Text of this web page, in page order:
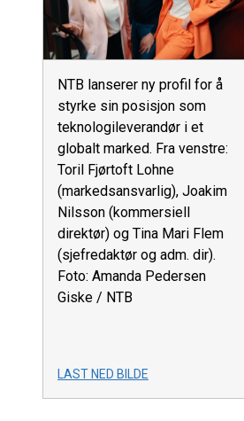
NTB lanserer ny profil for å
styrke sin posisjon som
teknologileverandør i et
globalt marked. Fra venstre:
Toril Fjørtoft Lohne
(markedsansvarlig), Joakim
Nilsson (kommersiell
direktør) og Tina Mari Flem
(sjefredaktør og adm. dir).
Foto: Amanda Pedersen
Giske / NTB
LAST NED BILDE